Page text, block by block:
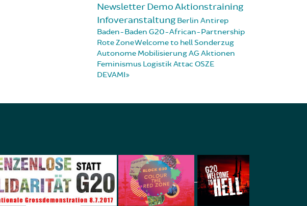
NewsletterDemoAktionstraining
Infoveranstaltung Berlin Antirep
Baden-Baden G20-African-Partnership
Rote ZoneWelcome to hellSonderzug
Autonome MobilisierungAG Aktionen
Feminismus Logistik Attac OSZE
DEVAMI